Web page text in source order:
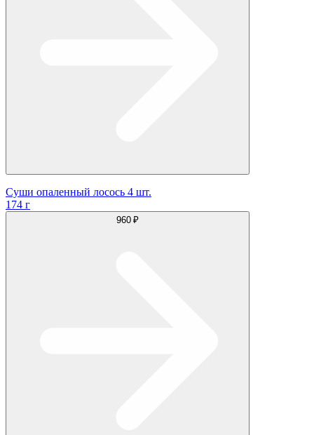
Суши опаленный лосось 4 шт.
174 г
960 ₽